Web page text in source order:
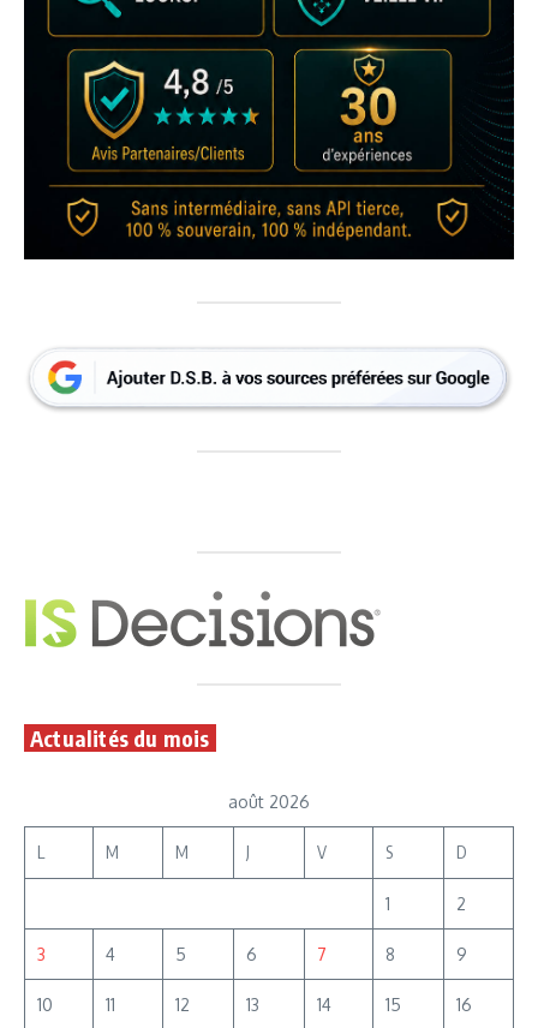
Actualités du mois
août 2026
L M M J V S D
1 2
3 4 5 6 7 8 9
10 11 12 13 14 15 16